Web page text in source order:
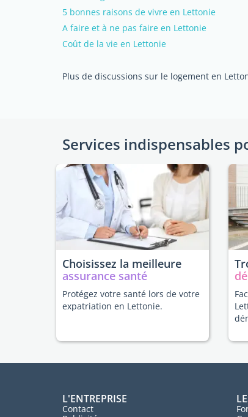
5 bonnes raisons de vivre en Lettonie
A faire et à ne pas faire en Lettonie
Coût de la vie en Lettonie
Plus de discussions sur le logement en
Services indispensables
Choisissez la meilleure
assurance santé
Protégez votre santé lors de votre
expatriation en Lettonie.
L'ENTREPRISE
Contact